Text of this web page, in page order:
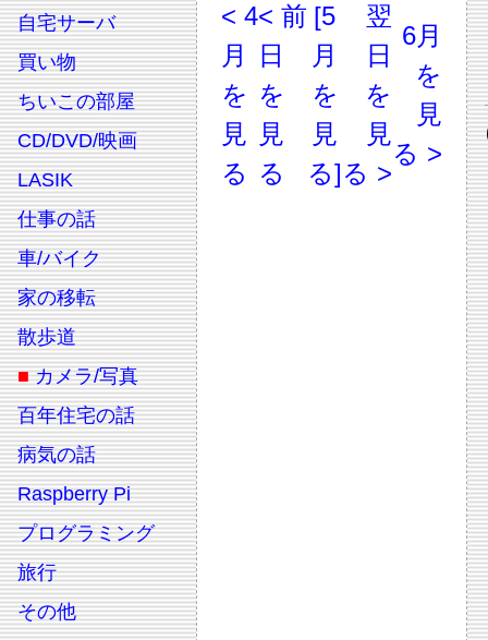
自宅サーバ
買い物
ちいこの部屋
CD/DVD/映画
LASIK
仕事の話
車/バイク
家の移転
散歩道
■ カメラ/写真
百年住宅の話
病気の話
Raspberry Pi
プログラミング
旅行
その他
< 4
月
を
見
る
< 前
日
を
見
る
[5
月
を
見
る]
翌
日
を
見
る >
6月
を
見
る >